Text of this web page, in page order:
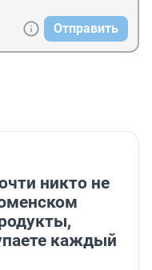
Отправить
никто не
каждый